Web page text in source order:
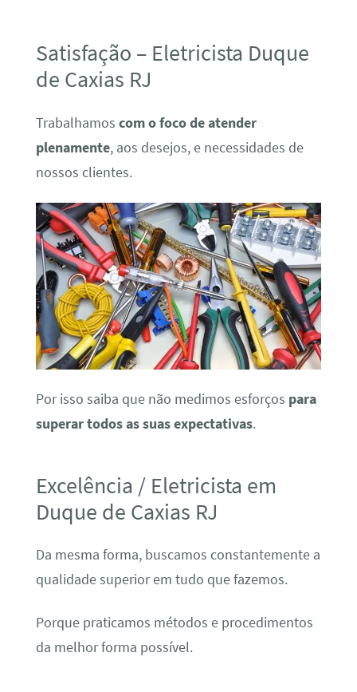
Satisfação – Eletricista Duque
de Caxias RJ
Trabalhamos com o foco de atender
plenamente, aos desejos, e necessidades de
nossos clientes.
Por isso saiba que não medimos esforços para
superar todos as suas expectativas.
Excelência / Eletricista em
Duque de Caxias RJ
Da mesma forma, buscamos constantemente a
qualidade superior em tudo que fazemos.
Porque praticamos métodos e procedimentos
da melhor forma possível.